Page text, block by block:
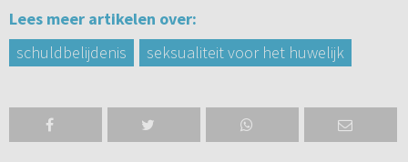
Lees meer artikelen over:
schuldbelijdenis
seksualiteit voor het huwelijk